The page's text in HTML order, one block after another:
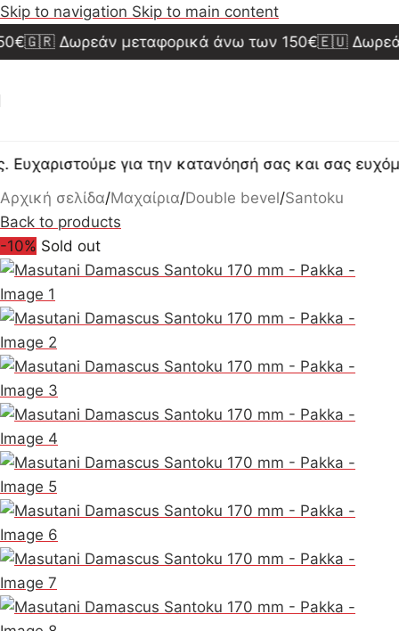
Skip to navigation Skip to main content
Δωρεάν μεταφορικά άνω των 150€🇪🇺 Δωρεάν
για την κατανόησή σας και σας
Αρχική σελίδα/Μαχαίρια/Double bevel/Santoku
Back to products
-10% Sold out